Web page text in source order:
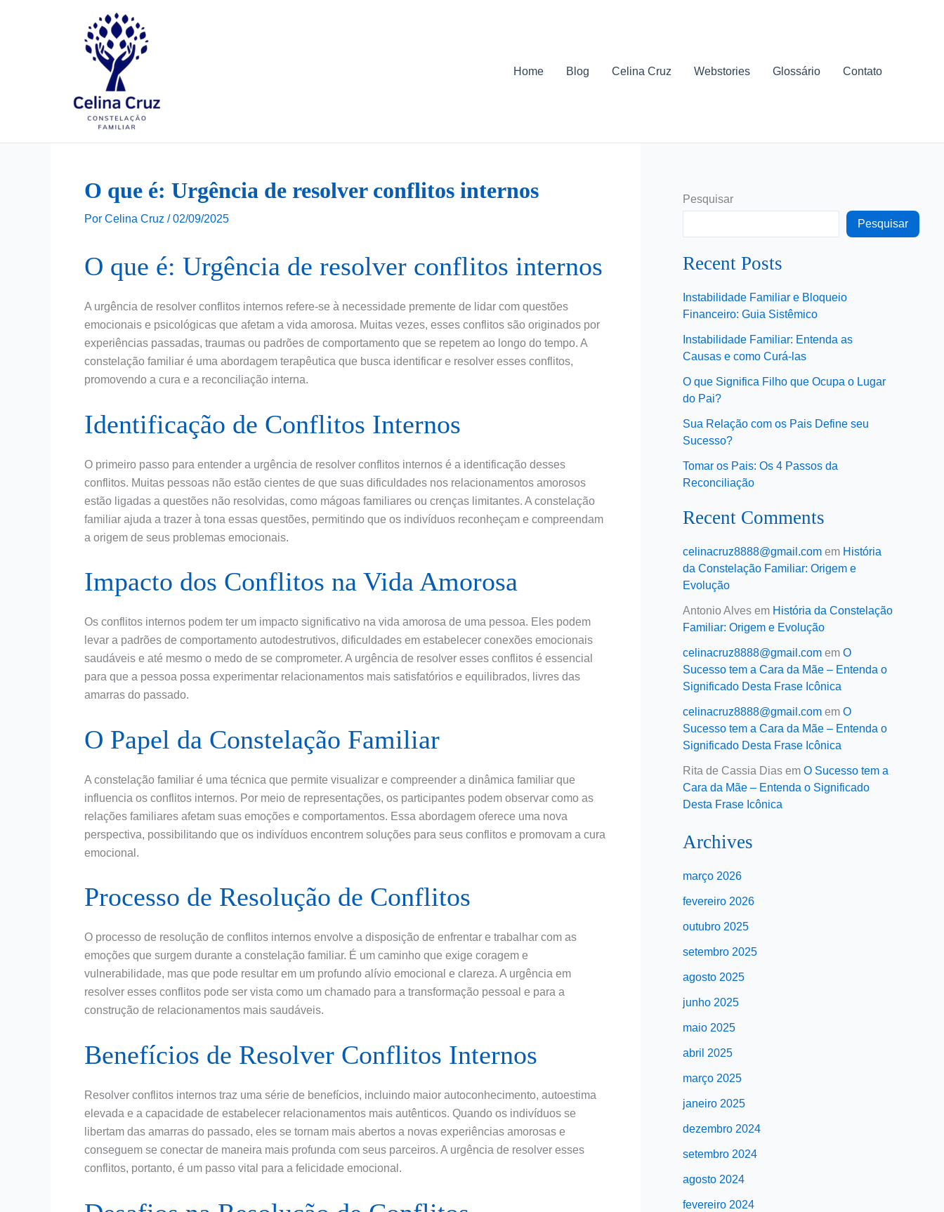
Home Blog Celina Cruz Webstories Glossário Contato
O que é: Urgência de resolver conflitos internos
Por Celina Cruz /02/09/2025
O que é: Urgência de resolver conflitos internos
A urgência de resolver conflitos internos refere-se à necessidade premente de lidar com questões
emocionais e psicológicas que afetam a vida amorosa. Muitas vezes, esses conflitos são originados por
experiências passadas, traumas ou padrões de comportamento que se repetem ao longo do tempo. A
constelação familiar é uma abordagem terapêutica que busca identificar e resolver esses conflitos,
promovendo a cura e a reconciliação interna.
Identificação de Conflitos Internos
O primeiro passo para entender a urgência de resolver conflitos internos é a identificação desses
conflitos. Muitas pessoas não estão cientes de que suas dificuldades nos relacionamentos amorosos
estão ligadas a questões não resolvidas, como mágoas familiares ou crenças limitantes. A constelação
familiar ajuda a trazer à tona essas questões, permitindo que os indivíduos reconheçam e compreendam
a origem de seus problemas emocionais.
Impacto dos Conflitos na Vida Amorosa
Os conflitos internos podem ter um impacto significativo na vida amorosa de uma pessoa. Eles podem
levar a padrões de comportamento autodestrutivos, dificuldades em estabelecer conexões emocionais
saudáveis e até mesmo o medo de se comprometer. A urgência de resolver esses conflitos é essencial
para que a pessoa possa experimentar relacionamentos mais satisfatórios e equilibrados, livres das
amarras do passado.
O Papel da Constelação Familiar
A constelação familiar é uma técnica que permite visualizar e compreender a dinâmica familiar que
influencia os conflitos internos. Por meio de representações, os participantes podem observar como as
relações familiares afetam suas emoções e comportamentos. Essa abordagem oferece uma nova
perspectiva, possibilitando que os indivíduos encontrem soluções para seus conflitos e promovam a cura
emocional.
Processo de Resolução de Conflitos
O processo de resolução de conflitos internos envolve a disposição de enfrentar e trabalhar com as
emoções que surgem durante a constelação familiar. É um caminho que exige coragem e
vulnerabilidade, mas que pode resultar em um profundo alívio emocional e clareza. A urgência em
resolver esses conflitos pode ser vista como um chamado para a transformação pessoal e para a
construção de relacionamentos mais saudáveis.
Benefícios de Resolver Conflitos Internos
Resolver conflitos internos traz uma série de benefícios, incluindo maior autoconhecimento, autoestima
elevada e a capacidade de estabelecer relacionamentos mais autênticos. Quando os indivíduos se
libertam das amarras do passado, eles se tornam mais abertos a novas experiências amorosas e
conseguem se conectar de maneira mais profunda com seus parceiros. A urgência de resolver esses
conflitos, portanto, é um passo vital para a felicidade emocional.
Pesquisar
Pesquisar
Recent Posts
Instabilidade Familiar e Bloqueio
Financeiro: Guia Sistêmico
Instabilidade Familiar: Entenda as
Causas e como Curá-las
O que Significa Filho que Ocupa o Lugar
do Pai?
Sua Relação com os Pais Define seu
Sucesso?
Tomar os Pais: Os 4 Passos da
Reconciliação
Recent Comments
celinacruz8888@gmail.com em História
da Constelação Familiar: Origem e
Evolução
Antonio Alves em História da Constelação
Familiar: Origem e Evolução
celinacruz8888@gmail.com em O
Sucesso tem a Cara da Mãe – Entenda o
Significado Desta Frase Icônica
celinacruz8888@gmail.com em O
Sucesso tem a Cara da Mãe – Entenda o
Significado Desta Frase Icônica
Rita de Cassia Dias em O Sucesso tem a
Cara da Mãe – Entenda o Significado
Desta Frase Icônica
Archives
março 2026
fevereiro 2026
outubro 2025
setembro 2025
agosto 2025
junho 2025
maio 2025
abril 2025
março 2025
janeiro 2025
dezembro 2024
setembro 2024
agosto 2024
fevereiro 2024